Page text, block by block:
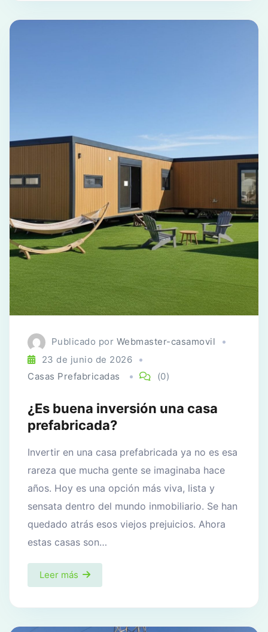
Publicado por Webmaster-casamovil
23 de junio de 2026
Casas Prefabricadas
(0)
¿Es buena inversión una casa
prefabricada?
Invertir en una casa prefabricada ya no es esa
rareza que mucha gente se imaginaba hace
años. Hoy es una opción más viva, lista y
sensata dentro del mundo inmobiliario. Se han
quedado atrás esos viejos prejuicios. Ahora
estas casas son…
Leer más